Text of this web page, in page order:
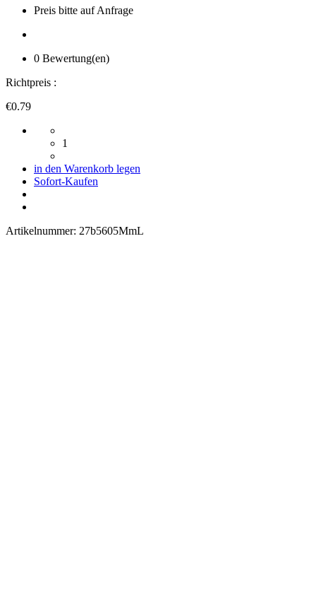
Preis bitte auf Anfrage
0 Bewertung(en)
Richtpreis :
€0.79
1
in den Warenkorb legen
Sofort-Kaufen
Artikelnummer: 27b5605MmL